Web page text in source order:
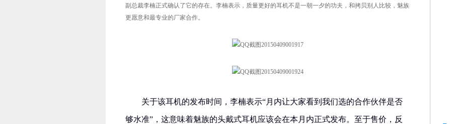
副总裁李楠正式确认了它的存在。李楠表示，质量更好的耳机不是一朝一夕的功夫，和拷贝别人比较，魅族
更愿意和最专业的厂家合作。
关于该耳机的发布时间，李楠表示“月内让大家看到我们选的合作伙伴是否
够水准”，这意味着魅族的头戴式耳机应该会在本月内正式发布。至于售价，反